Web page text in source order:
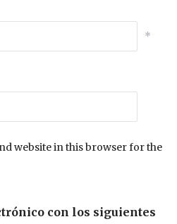
*
website in this browser for the
con los siguientes